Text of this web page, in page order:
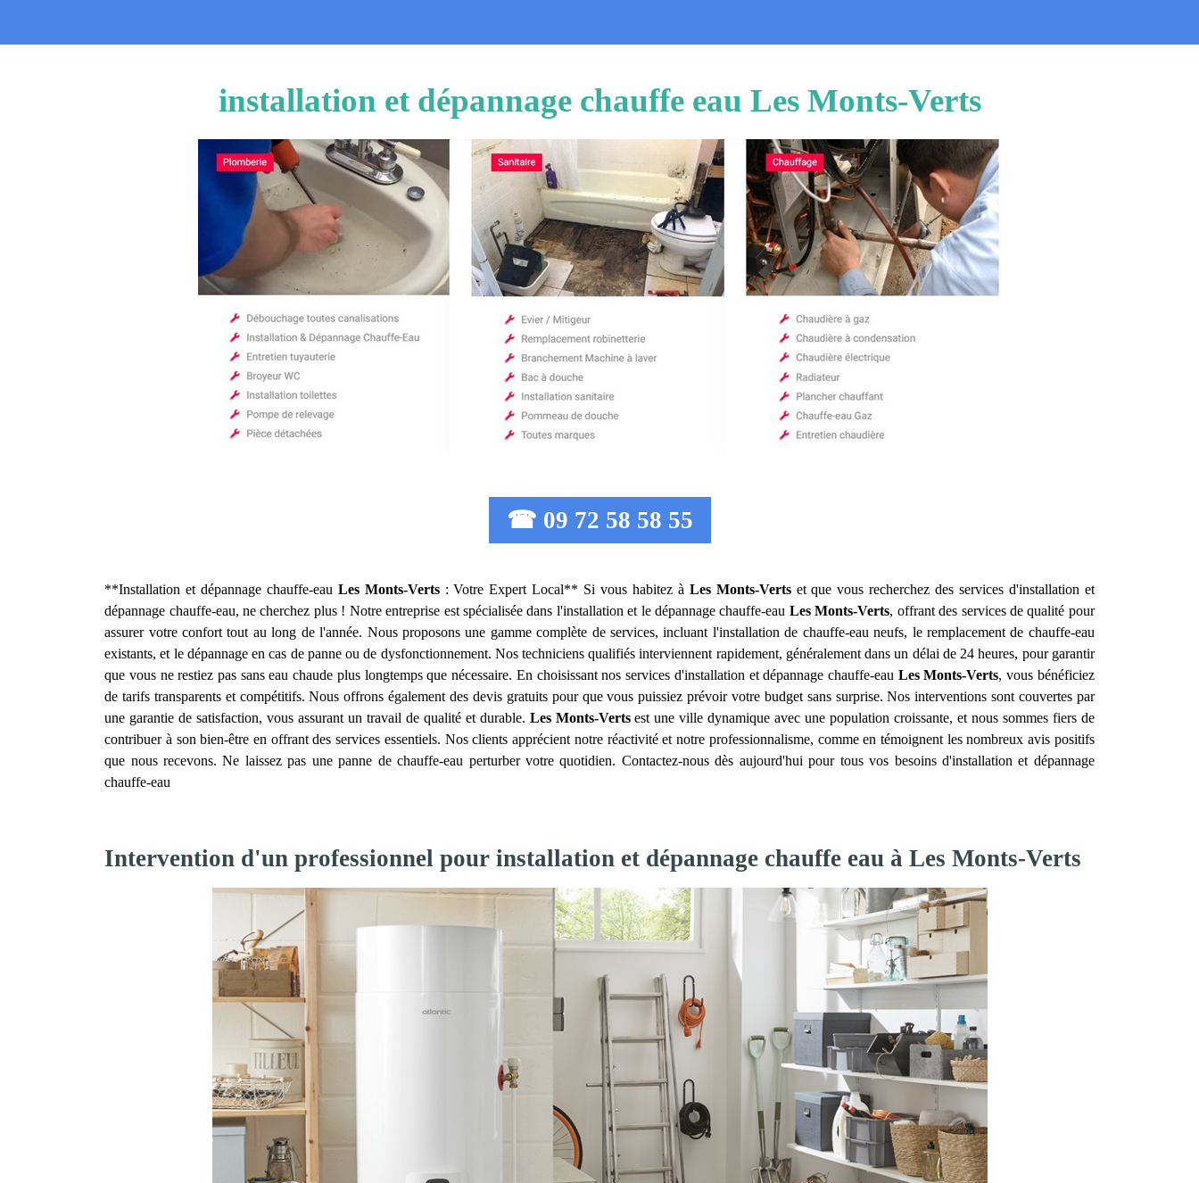
installation et dépannage chauffe eau Les Monts-Verts
☎ 09 72 58 58 55
**Installation et dépannage chauffe-eau Les Monts-Verts: Votre Expert Local** Si vous habitez à Les Monts-Vertset que vous recherchez des services d'installation et
dépannage chauffe-eau, ne cherchez plus ! Notre entreprise est spécialisée dans l'installation et le dépannage chauffe-eau Les Monts-Verts, offrant des services de qualité pour
assurer votre confort tout au long de l'année. Nous proposons une gamme complète de services, incluant l'installation de chauffe-eau neufs, le remplacement de chauffe-eau
existants, et le dépannage en cas de panne ou de dysfonctionnement. Nos techniciens qualifiés interviennent rapidement, généralement dans un délai de 24 heures, pour garantir
que vous ne restiez pas sans eau chaude plus longtemps que nécessaire. En choisissant nos services d'installation et dépannage chauffe-eau Les Monts-Verts, vous bénéficiez
de tarifs transparents et compétitifs. Nous offrons également des devis gratuits pour que vous puissiez prévoir votre budget sans surprise. Nos interventions sont couvertes par
une garantie de satisfaction, vous assurant un travail de qualité et durable. Les Monts-Vertsest une ville dynamique avec une population croissante, et nous sommes fiers de
contribuer à son bien-être en offrant des services essentiels. Nos clients apprécient notre réactivité et notre professionnalisme, comme en témoignent les nombreux avis positifs
que nous recevons. Ne laissez pas une panne de chauffe-eau perturber votre quotidien. Contactez-nous dès aujourd'hui pour tous vos besoins d'installation et dépannage
chauffe-eau
Intervention d'un professionnel pour installation et dépannage chauffe eau à Les Monts-Verts